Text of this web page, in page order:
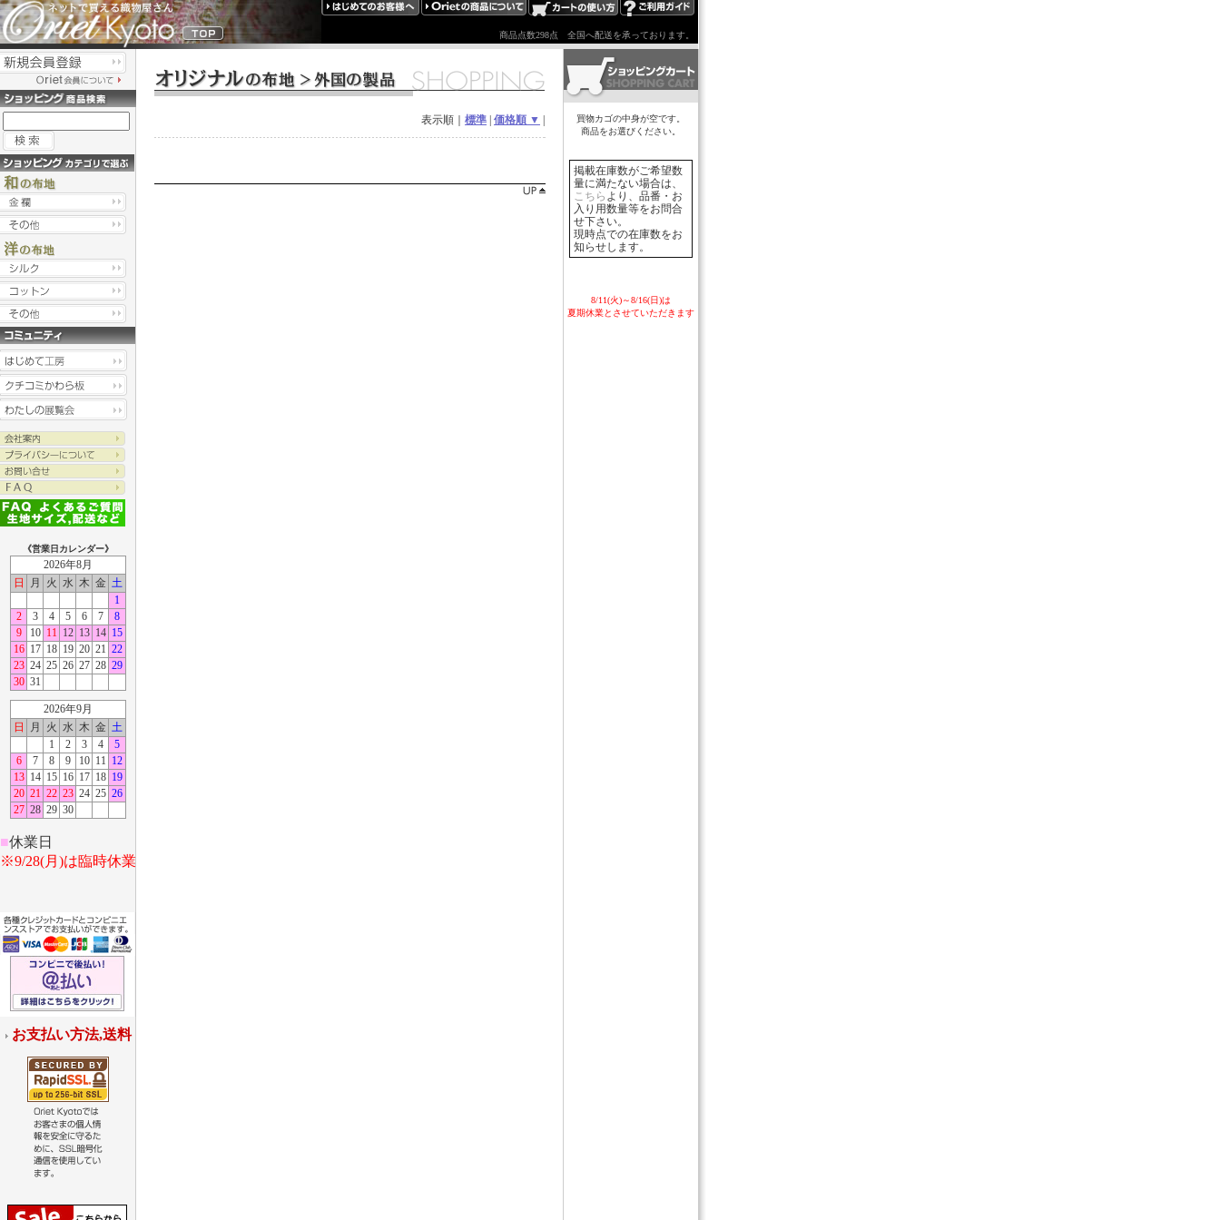
商品点数298点 全国へ配送を承っております。
《営業日カレンダー》
2026年8月
日
月 火 水 木 金 土
1
2
3 4 5 6 7
8
9
10 11 12 13 14 15
16 17 18 19 20 21 22
23 24 25 26 27 28 29
30 31
2026年9月
日
月 火 水 木 金 土
1
2 3 4
5
6
7 8 9 10 11 12
13 14 15 16 17 18 19
20 21 22 23 24 25 26
27 28 29 30
■休業日
※9/28(月)は臨時休業
お支払い方法,送料
表示順｜ 標準 価格順 ▼
買物カゴの中身が空です。
商品をお選びください。
掲載在庫数がご希望数
量に満たない場合は、
こちら より、品番・お
入り用数量等をお問合
せ下さい。
現時点での在庫数をお
知らせします。
8/11(火)～8/16(日)は
夏期休業とさせていただきます